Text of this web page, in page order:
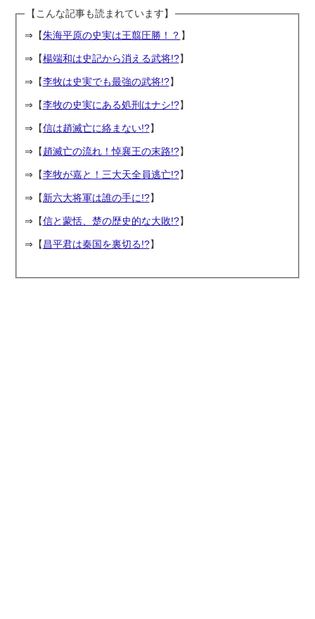
【こんな記事も読まれています】
⇒【朱海平原の史実は王翦圧勝！？ 】
⇒【楊端和は史記から消える武将!?】
⇒【李牧は史実でも最強の武将!?】
⇒【李牧の史実にある処刑はナシ!?】
⇒【信は趙滅亡に絡まない!?】
⇒【趙滅亡の流れ！悼襄王の末路!?】
⇒【李牧が嘉と！三大天全員逃亡!?】
⇒【新六大将軍は誰の手に!?】
⇒【信と蒙恬、楚の歴史的な大敗!?】
⇒【昌平君は秦国を裏切る!?】